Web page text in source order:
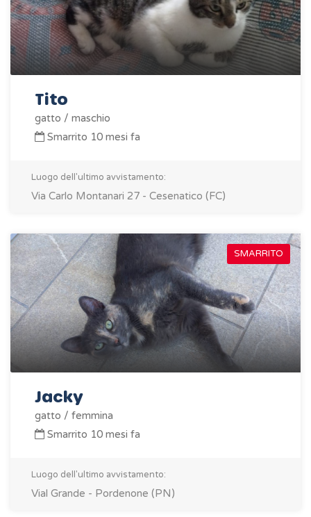
Tito
gatto / maschio
Smarrito 10 mesi fa
Luogo dell'ultimo avvistamento:
Via Carlo Montanari 27 - Cesenatico (FC)
SMARRITO
Jacky
gatto / femmina
Smarrito 10 mesi fa
Luogo dell'ultimo avvistamento:
Vial Grande - Pordenone (PN)